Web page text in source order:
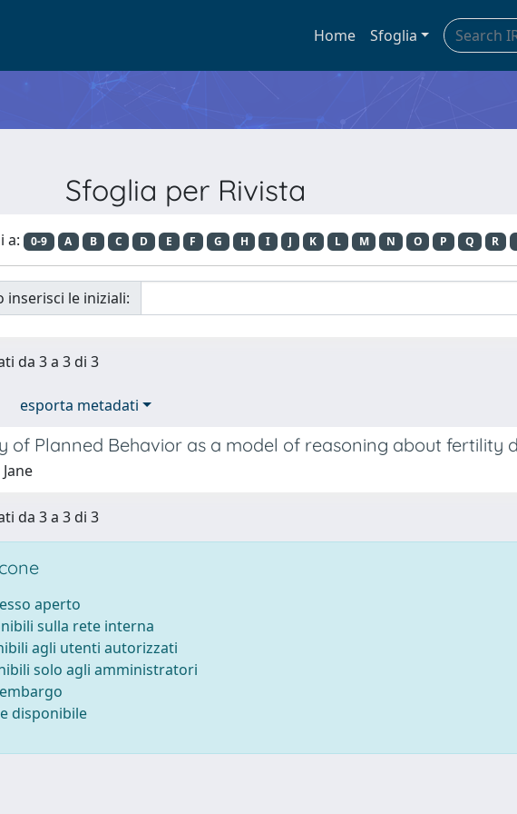
Home Sfoglia
Sfoglia per Rivista
a: 0-9 A B C D E F G H I J K L M N O P Q R
inserisci le iniziali:
da 3 a 3 di 3
esporta metadati
of Planned Behavior as a model of reasoning about fertility
da 3 a 3 di 3
aperto
sulla rete interna
agli utenti autorizzati
solo agli amministratori
disponibile